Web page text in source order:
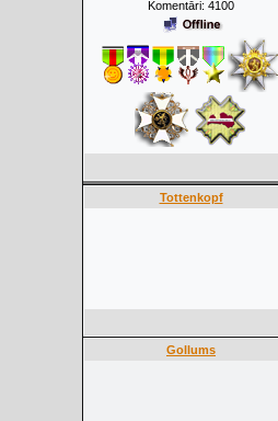
Komentāri: 4100
Tottenkopf
Gollums